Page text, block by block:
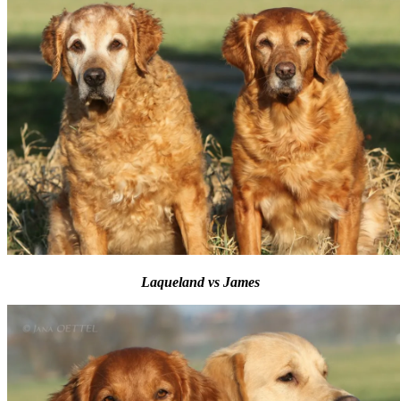
Laqueland vs James